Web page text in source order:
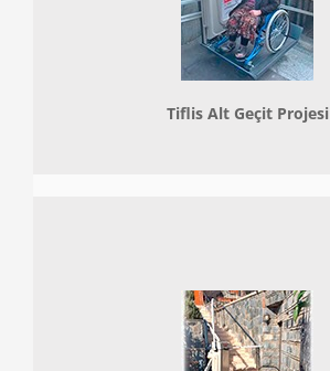
Tiflis Alt Geçit Projesi